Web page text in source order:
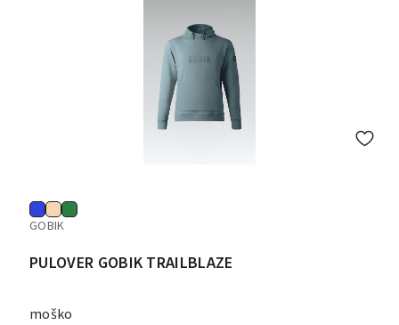
GOBIK
PULOVER GOBIK TRAILBLAZE
moško